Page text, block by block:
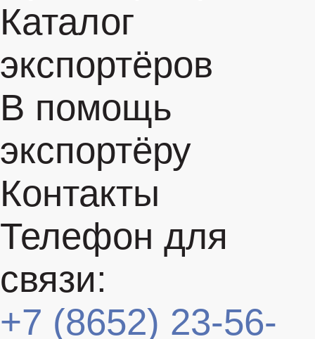
Каталог
экспортёров
В помощь
экспортёру
Контакты
Телефон для
связи:
+7 (8652) 23-56-